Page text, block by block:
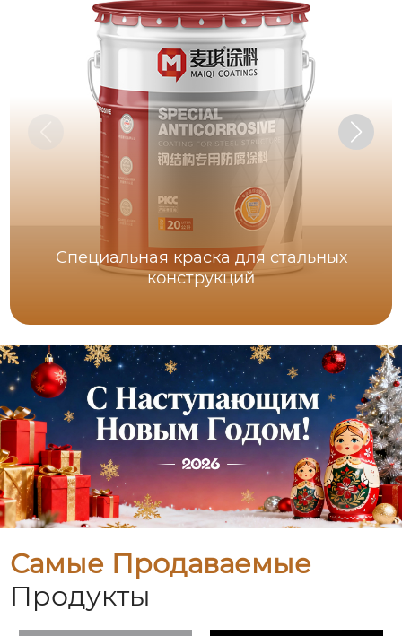
Специальная краска для стальных
конструкций
Самые Продаваемые
Продукты